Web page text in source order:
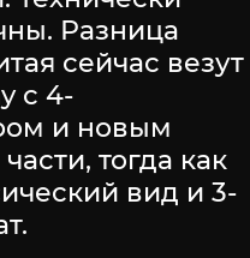
Разница
сейчас везут
с 4-
и новым
тогда как
вид и 3-